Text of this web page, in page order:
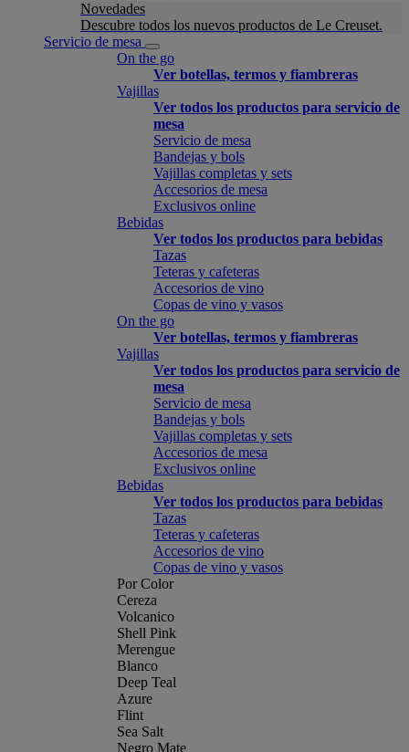
Novedades
Descubre todos los nuevos productos de Le Creuset.
Servicio de mesa
On the go
Ver botellas, termos y fiambreras
Vajillas
Ver todos los productos para servicio de
mesa
Servicio de mesa
Bandejas y bols
Vajillas completas y sets
Accesorios de mesa
Exclusivos online
Bebidas
Ver todos los productos para bebidas
Tazas
Teteras y cafeteras
Accesorios de vino
Copas de vino y vasos
On the go
Ver botellas, termos y fiambreras
Vajillas
Ver todos los productos para servicio de
mesa
Servicio de mesa
Bandejas y bols
Vajillas completas y sets
Accesorios de mesa
Exclusivos online
Bebidas
Ver todos los productos para bebidas
Tazas
Teteras y cafeteras
Accesorios de vino
Copas de vino y vasos
Por Color
Cereza
Volcanico
Shell Pink
Merengue
Blanco
Deep Teal
Azure
Flint
Sea Salt
Negro Mate